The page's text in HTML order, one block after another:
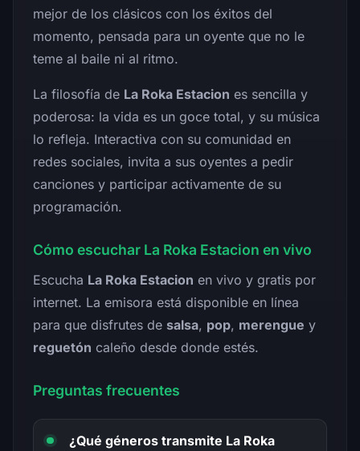
mejor de los clásicos con los éxitos del
momento, pensada para un oyente que no le
teme al baile ni al ritmo.
La filosofía de La Roka Estacion es sencilla y
poderosa: la vida es un goce total, y su música
lo refleja. Interactiva con su comunidad en
redes sociales, invita a sus oyentes a pedir
canciones y participar activamente de su
programación.
Cómo escuchar La Roka Estacion en vivo
Escucha La Roka Estacion en vivo y gratis por
internet. La emisora está disponible en línea
para que disfrutes de salsa, pop, merengue y
reguetón caleño desde donde estés.
Preguntas frecuentes
¿Qué géneros transmite La Roka